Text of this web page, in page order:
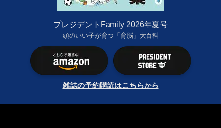
プレジデントFamily 2026年夏号
頭のいい子が育つ「育脳」大百科
雑誌の予約購読はこちらから